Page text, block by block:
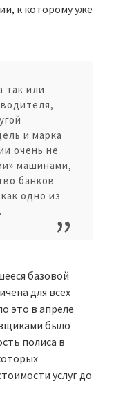
к которому уже
так или
и марка
очень не
машинами,
банков
одно из
базовой
для всех
это в апреле
было
полиса в
услуг до